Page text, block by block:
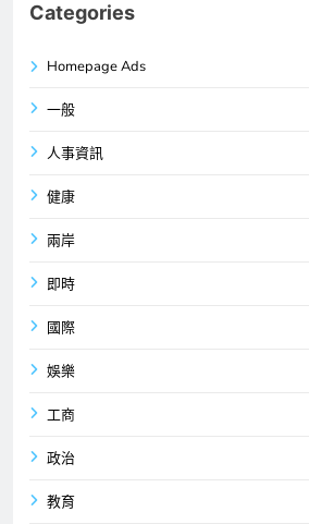
Categories
Homepage Ads
一般
人事資訊
健康
兩岸
即時
國際
娛樂
工商
政治
教育